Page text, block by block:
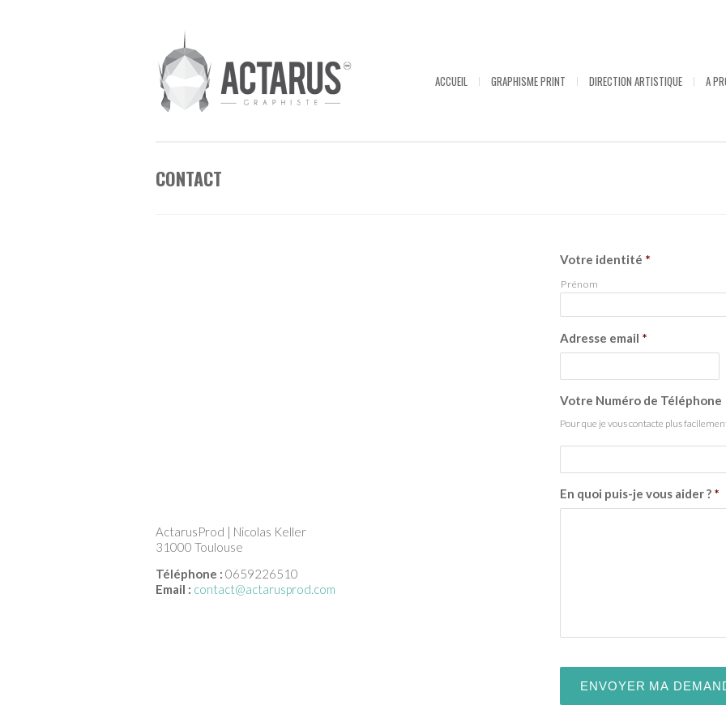
ACCUEIL GRAPHISME PRINT DIRECTION ARTISTIQUE A
CONTACT
ActarusProd | Nicolas Keller
31000 Toulouse
Téléphone : 0659226510
Email : contact@actarusprod.com
Votre identité *
Prénom
Adresse email *
Votre Numéro de Téléphone
Pour que je vous contacte plus
En quoi puis-je vous aider ? *